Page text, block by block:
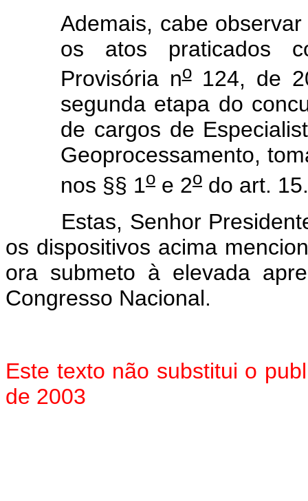
Ademais, cabe
os atos praticados
Provisória no124, de
segunda etapa do
de cargos de
Geoprocessamento,
nos §§ 1o e 2o do art.
Estas, Senhor
os dispositivos acima
ora submeto à elevada
Congresso Nacional.
Este texto não substitui o
de 2003